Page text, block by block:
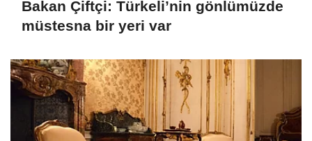
Bakan Çiftçi: Türkeli’nin gönlümüzde
müstesna bir yeri var